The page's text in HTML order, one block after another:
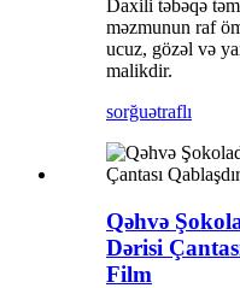
Daxili təbəqə
məzmunun raf
ucuz, gözəl və
malikdir.
sorğuətraflı
Qəhvə
Dərisi
Film